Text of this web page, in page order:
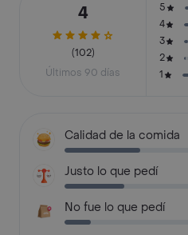
4
(102)
Últimos 90 días
5
4
3
2
1
Calidad de la comida
Justo lo que pedí
No fue lo que pedí